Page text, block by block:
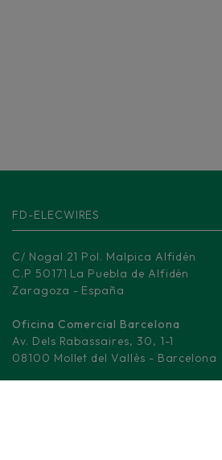
FD-ELECWIRES
C/ Nogal 21 Pol. Malpica Alfidén
C.P 50171 La Puebla de Alfidén
Zaragoza - España
Oficina Comercial Barcelona
Av. Dels Rabassaires, 30, 1-1
08100 Mollet del Vallès - Barcelona